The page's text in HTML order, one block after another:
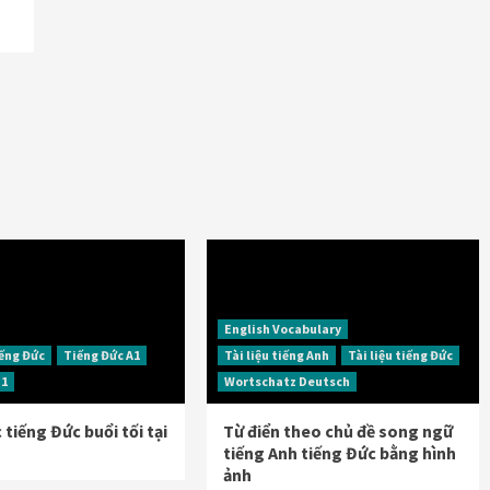
Đức
Tiếng Đức A1
tiếng Đức buổi tối tại
English Vocabulary
Tài liệu tiếng Anh
Tài liệu tiếng Đức
Wortschatz Deutsch
Từ điển theo chủ đề song ngữ
tiếng Anh tiếng Đức bằng hình
ảnh